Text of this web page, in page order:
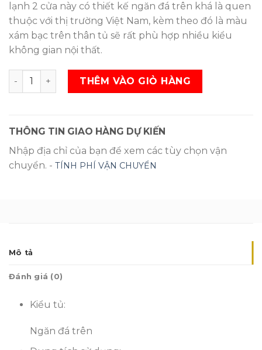
lạnh 2 cửa này có thiết kế ngăn đá trên khá là quen
thuộc với thị trường Việt Nam, kèm theo đó là màu
xám bạc trên thân tủ sẽ rất phù hợp nhiều kiểu
không gian nội thất.
Tủ lạnh Samsung Inverter 236 lít RT22M4033S8/SV SL
THÊM VÀO GIỎ HÀNG
THÔNG TIN GIAO HÀNG DỰ KIẾN
Nhập địa chỉ của bạn để xem các tùy chọn vận
chuyển. - TÍNH PHÍ VẬN CHUYỂN
Mô tả
Đánh giá (0)
Kiểu tủ:
Ngăn đá trên